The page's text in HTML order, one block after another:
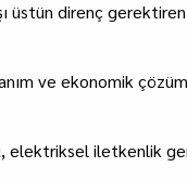
üstün direnç
ve ekonomik
elektriksel iletkenlik